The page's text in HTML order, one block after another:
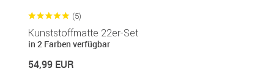
(5)
Kunststoffmatte 22er-Set
in 2 Farben verfügbar
54,99 EUR